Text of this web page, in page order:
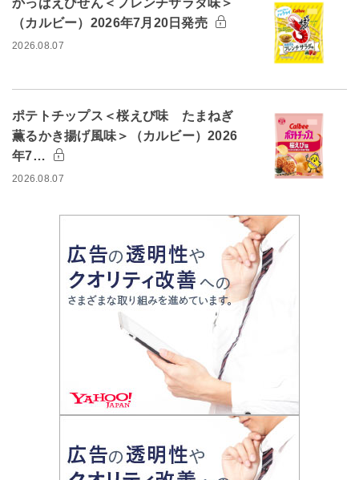
かっぱえびせん＜フレンチサラダ味＞
（カルビー）2026年7月20日発売
2026.08.07
ポテトチップス＜桜えび味 たまねぎ
薫るかき揚げ風味＞（カルビー）2026
年7…
2026.08.07